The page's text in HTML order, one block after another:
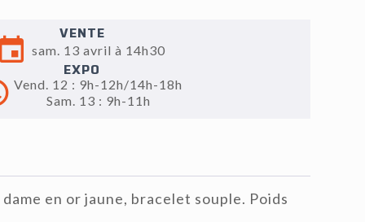
VENTE
sam. 13 avril à 14h30
EXPO
Vend. 12 : 9h-12h/14h-18h
Sam. 13 : 9h-11h
en or jaune, bracelet souple. Poids